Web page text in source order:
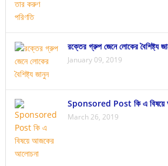
রক্তের গ্রুপ জেনে লোকের বৈশিষ্ট্য
January 09, 2019
Sponsored Post কি এ বিষয়ে
March 26, 2019